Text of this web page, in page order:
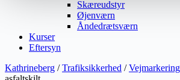
Skæreudstyr
Øjenværn
Åndedrætsværn
Kurser
Eftersyn
Kathrineberg /Trafiksikkerhed /Vejmarkering